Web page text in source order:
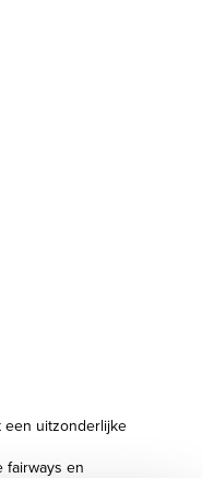
een uitzonderlijke
fairways en